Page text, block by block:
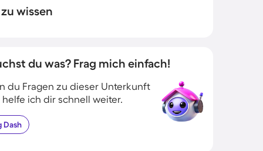
wissen
du was? Frag mich einfach!
du Fragen zu dieser Unterkunft
helfe ich dir schnell weiter.
Dash